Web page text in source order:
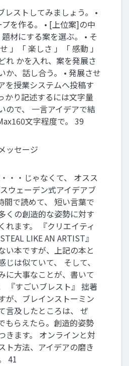
レストしてみましょう。 •
を作る。 • [上位案]の中
材にする案を選ぶ。 • そ
」「 楽しさ 」「 感動 」
れ かを入れ、案を発展さ
か、話し合う。 • 発展させ
を授業システムへ投稿す
かり記述するには文字量
ので、 一言アイデアで結
文字程度で。 39
ッセージ
・・じゃなくて、 オスス
ウェーデン式アイデアブ
間で読めて、 短い言葉で
くの創造的な姿勢に対す
れます。 『クリエイティ
LIKE AN ARTIST』
い本ですが、上記の本と
じは似ていて、 そして、
に大事なことが、書いて
『すごいブレスト』 拙著
が、ブレインストーミン
言及したところは、 ぜ
もらえたら。創造的姿勢
きます。 オンラインと対
ト方法、アイデアの磨き
41